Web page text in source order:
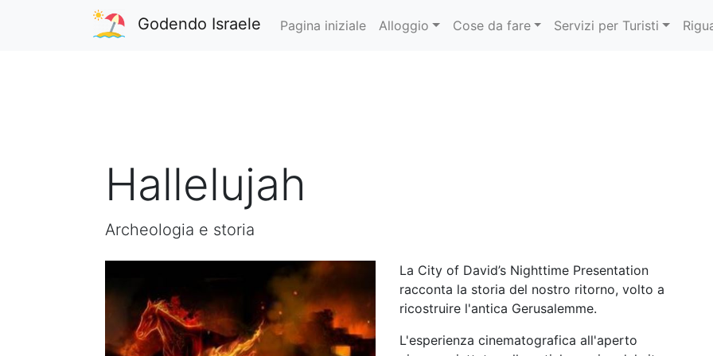
Godendo Israele Pagina iniziale Alloggio Cose da fare Servizi per Turisti
Hallelujah
Archeologia e storia
La City of David’s Nighttime Presentation
racconta la storia del nostro ritorno, volto a
ricostruire l'antica Gerusalemme.
L'esperienza cinematografica all'aperto